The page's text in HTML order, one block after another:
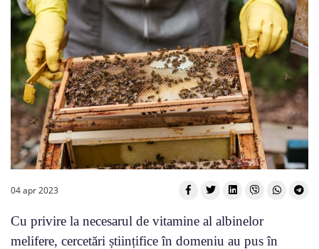
04 apr 2023
Cu privire la necesarul de vitamine al albinelor
melifere, cercetări științifice în domeniu au pus în